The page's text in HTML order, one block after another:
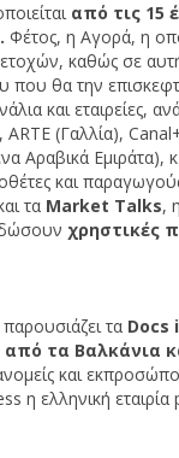
από τις 15
Φέτος, η Αγορά, η
καθώς σε
που θα την
και εταιρείες,
(Γαλλία),
Εμιράτα),
και
τα Market Talks,
δώσουν χρηστικές
τα Docs
από τα Βαλκάνια
και
η ελληνική